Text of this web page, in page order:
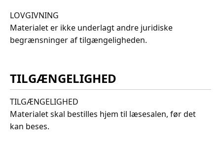
LOVGIVNING
Materialet er ikke underlagt andre juridiske
begrænsninger af tilgængeligheden.
TILGÆNGELIGHED
TILGÆNGELIGHED
Materialet skal bestilles hjem til læsesalen, før det
kan beses.